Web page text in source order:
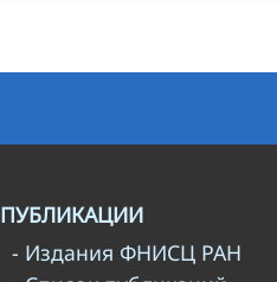
ПУБЛИКАЦИИ
- Издания ФНИСЦ РАН